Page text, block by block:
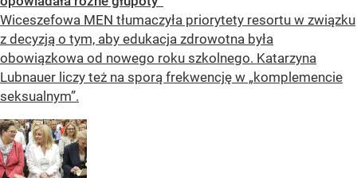
Wiceszefowa MEN tłumaczyła priorytety resortu w związku
z decyzją o tym, aby edukacja zdrowotna była
obowiązkowa od nowego roku szkolnego. Katarzyna
Lubnauer liczy też na sporą frekwencję w „komplemencie
seksualnym”.